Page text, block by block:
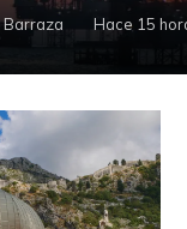
Barraza Hace 15